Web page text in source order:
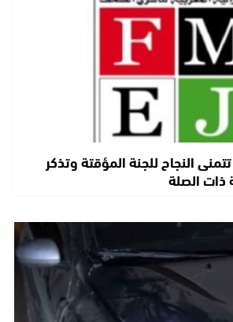
النجاح للجنة المؤقتة وتذكر
ذات الصلة